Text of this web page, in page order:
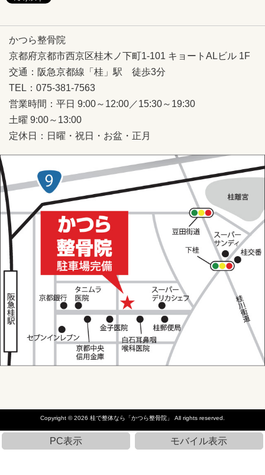
かつら整骨院
京都府京都市西京区桂木ノ下町1-101 キョートALビル 1F
交通： 阪急京都線「 桂」駅 徒歩3分
TEL：075-381-7563
営業時間：平日 9:00～12:00／15:30～19:30
土曜 9:00～13:00
定休日：日曜・祝日・お盆・正月
Copyright © 2026 桂で整体なら「かつら整骨院」 All rights reserved.
PC表示 モバイル表示